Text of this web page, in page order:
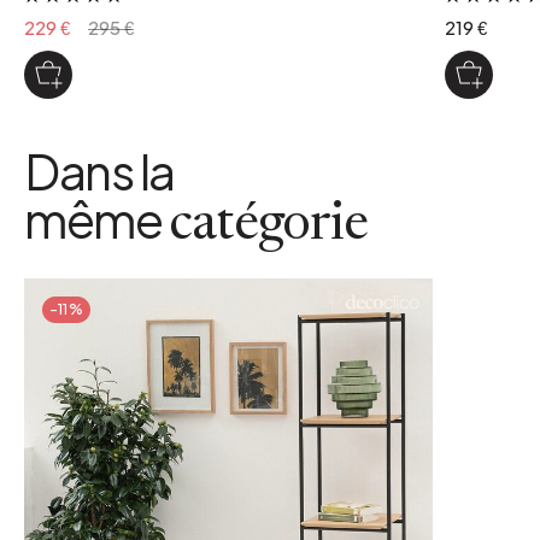
229 € 295 € 219 €
Dans la
mêmecatégorie
-11%